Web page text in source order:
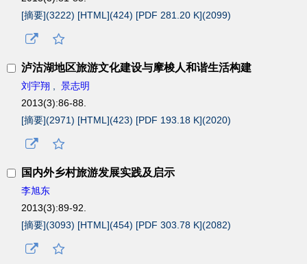
[摘要](3222) [HTML](424) [PDF 281.20 K](2099)
泸沽湖地区旅游文化建设与摩梭人和谐生活构建
刘宇翔 , 景志明
2013(3):86-88.
[摘要](2971) [HTML](423) [PDF 193.18 K](2020)
国内外乡村旅游发展实践及启示
李旭东
2013(3):89-92.
[摘要](3093) [HTML](454) [PDF 303.78 K](2082)